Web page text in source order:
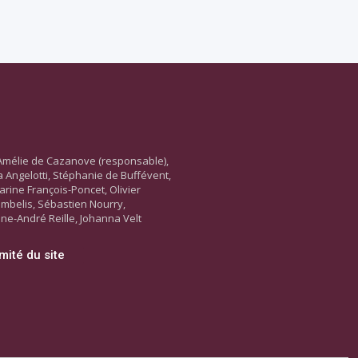
de Cazanove (responsable),
Angelotti, Stéphanie de Buffévent,
François-Poncet, Olivier
Sébastien Nourry,
André Reille, Johanna Velt
du site